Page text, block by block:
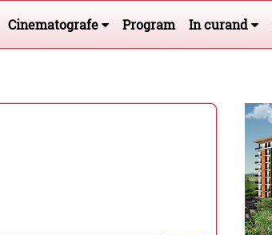
Cinematografe Program In curand